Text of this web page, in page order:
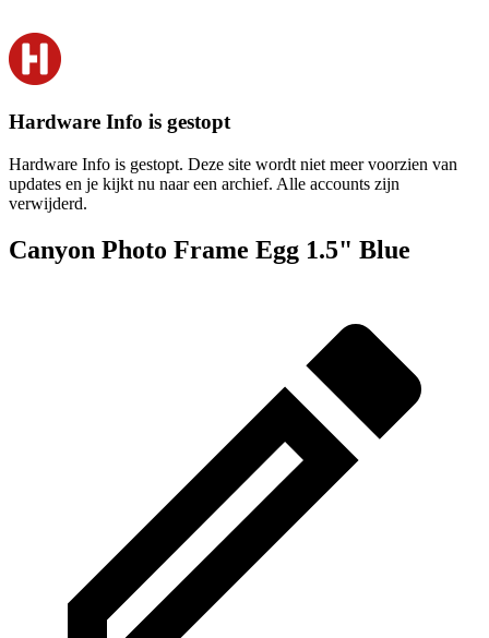
Hardware Info is gestopt
Hardware Info is gestopt. Deze site wordt niet meer voorzien van
updates en je kijkt nu naar een archief. Alle accounts zijn
verwijderd.
Canyon Photo Frame Egg 1.5" Blue